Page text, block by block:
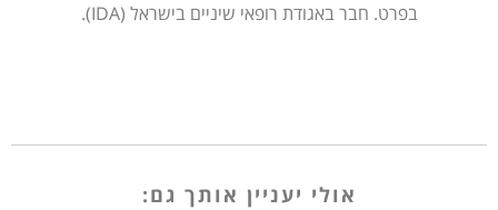
בפרט. חבר באגודת רופאי שיניים בישראל (IDA).
אולי יעניין אותך גם: